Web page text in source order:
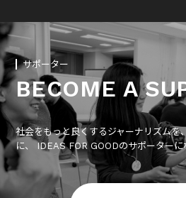
サポーター
BECOME A
社会をもっと良くするジャーナリズムを
に、 IDEAS FOR GOODのサポーターに